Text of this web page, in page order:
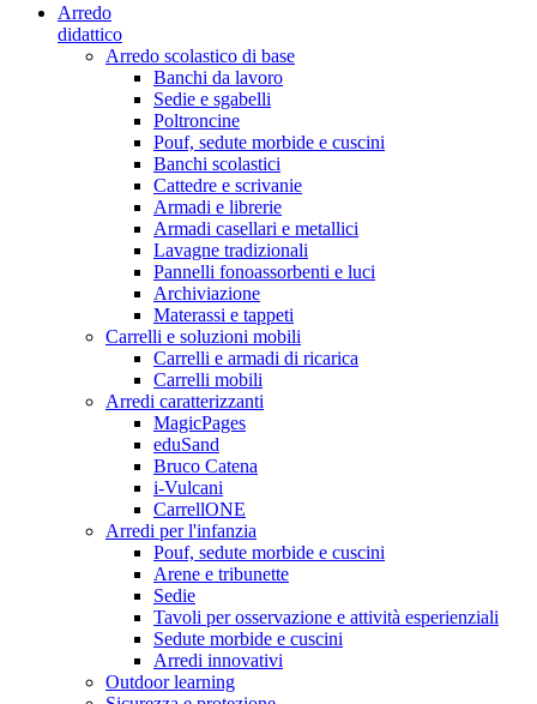
Arredo
didattico
Arredo scolastico di base
Banchi da lavoro
Sedie e sgabelli
Poltroncine
Pouf, sedute morbide e cuscini
Banchi scolastici
Cattedre e scrivanie
Armadi e librerie
Armadi casellari e metallici
Lavagne tradizionali
Pannelli fonoassorbenti e luci
Archiviazione
Materassi e tappeti
Carrelli e soluzioni mobili
Carrelli e armadi di ricarica
Carrelli mobili
Arredi caratterizzanti
MagicPages
eduSand
Bruco Catena
i-Vulcani
CarrellONE
Arredi per l'infanzia
Pouf, sedute morbide e cuscini
Arene e tribunette
Sedie
Tavoli per osservazione e attività esperienziali
Sedute morbide e cuscini
Arredi innovativi
Outdoor learning